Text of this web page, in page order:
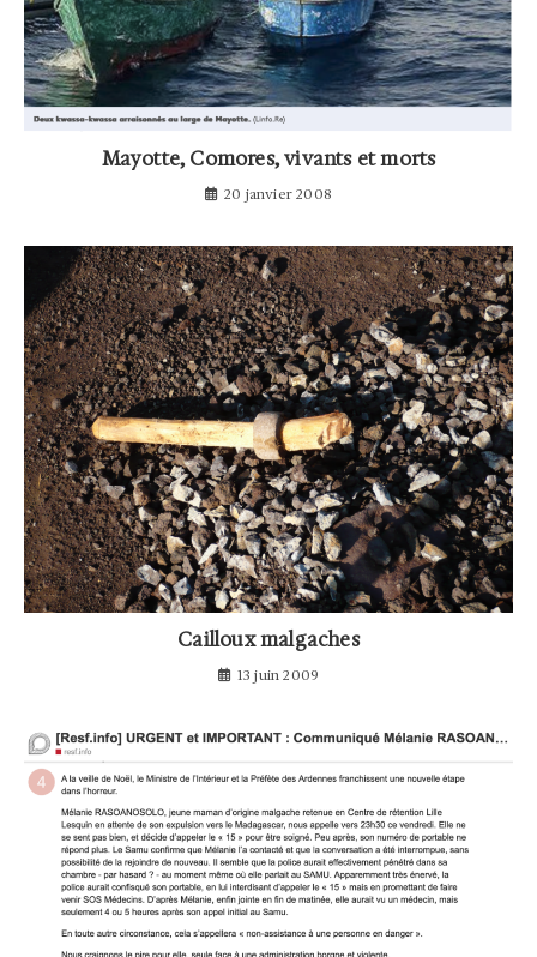
Mayotte, Comores, vivants et morts
20 janvier 2008
Cailloux malgaches
13 juin 2009